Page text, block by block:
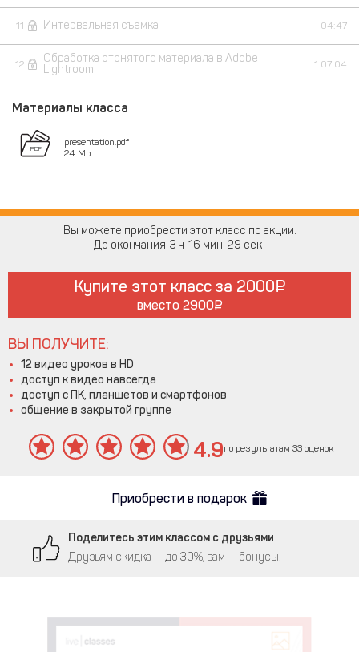
11 Интервальная съемка 04:47
12
Обработка отснятого материала в Adobe
Lightroom
1:07:04
Материалы класса
presentation.pdf
24 Mb
Вы можете приобрести этот класс по акции.
До окончания 3 16 29
Купите этот класс за 2000
вместо 2900
ВЫ ПОЛУЧИТЕ:
12 видео уроков в HD
доступ к видео навсегда
доступ с ПК, планшетов и смартфонов
общение в закрытой группе
4.9по результатам 33 оценок
Приобрести в подарок
Поделитесь этим классом с друзьями
Друзьям скидка — до 30%, вам — бонусы!